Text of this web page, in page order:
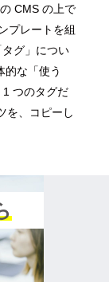
CMS の上で
プレートを組
グ」につい
的な「使う
つのタグだ
を、コピーし